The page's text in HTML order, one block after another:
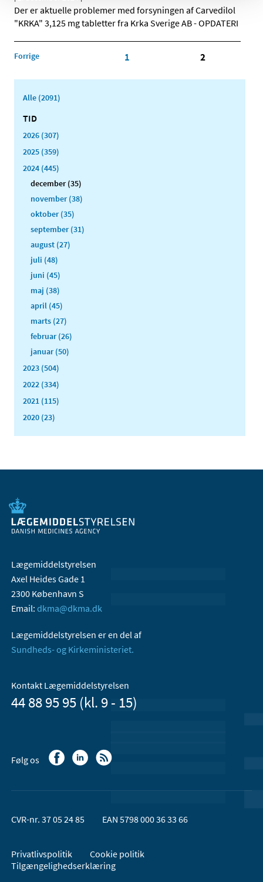
Der er aktuelle problemer med forsyningen af Carvedilol
"KRKA" 3,125 mg tabletter fra Krka Sverige AB - OPDATERI
Forrige 1 2
Alle (2091)
TID
2026 (307)
2025 (359)
2024 (445)
december (35)
november (38)
oktober (35)
september (31)
august (27)
juli (48)
juni (45)
maj (38)
april (45)
marts (27)
februar (26)
januar (50)
2023 (504)
2022 (334)
2021 (115)
2020 (23)
Lægemiddelstyrelsen
Axel Heides Gade 1
2300 København S
Email: dkma@dkma.dk
Lægemiddelstyrelsen er en del af
Sundheds- og Kirkeministeriet.
Kontakt Lægemiddelstyrelsen
44 88 95 95 (kl. 9 - 15)
Følg os
CVR-nr. 37 05 24 85 EAN 5798 000 36 33 66
Privatlivspolitik
Cookie politik
Tilgængelighedserklæring